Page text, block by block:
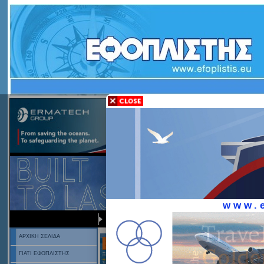
ΑΡΧΙΚΗ ΣΕΛΙΔΑ
ΓΙΑΤΙ ΕΦΟΠΛΙΣΤΗΣ
ΕΦΟΠΛΙΣΤΗΣ
ΚΥΡΙΟΤΕΡΑ